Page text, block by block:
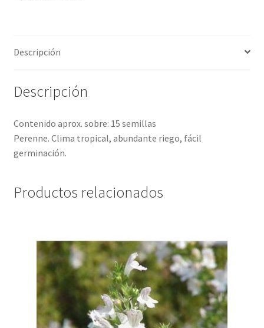
Descripción
Descripción
Contenido aprox. sobre: 15 semillas
Perenne. Clima tropical, abundante riego, fácil
germinación.
Productos relacionados